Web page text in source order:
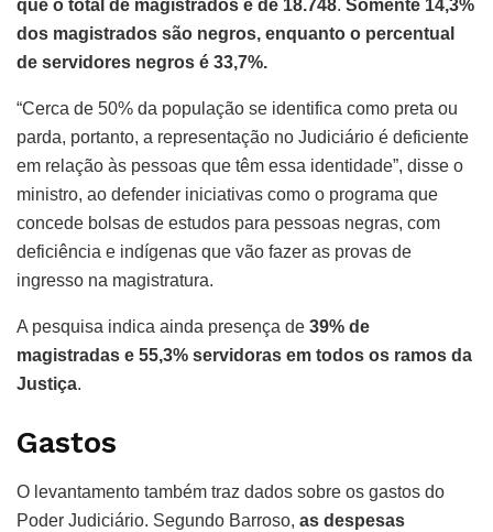
que o total de magistrados é de 18.748. Somente 14,3%
dos magistrados são negros, enquanto o percentual
de servidores negros é 33,7%.
“Cerca de 50% da população se identifica como preta ou
parda, portanto, a representação no Judiciário é deficiente
em relação às pessoas que têm essa identidade”, disse o
ministro, ao defender iniciativas como o programa que
concede bolsas de estudos para pessoas negras, com
deficiência e indígenas que vão fazer as provas de
ingresso na magistratura.
A pesquisa indica ainda presença de 39% de
magistradas e 55,3% servidoras em todos os ramos da
Justiça.
Gastos
O levantamento também traz dados sobre os gastos do
Poder Judiciário. Segundo Barroso, as despesas